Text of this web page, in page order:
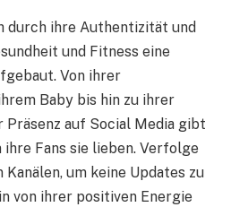
durch ihre Authentizität und
und Fitness eine
Von ihrer
Baby bis hin zu ihrer
Präsenz auf Social Media gibt
ihre Fans sie lieben. Verfolge
um keine Updates zu
von ihrer positiven Energie